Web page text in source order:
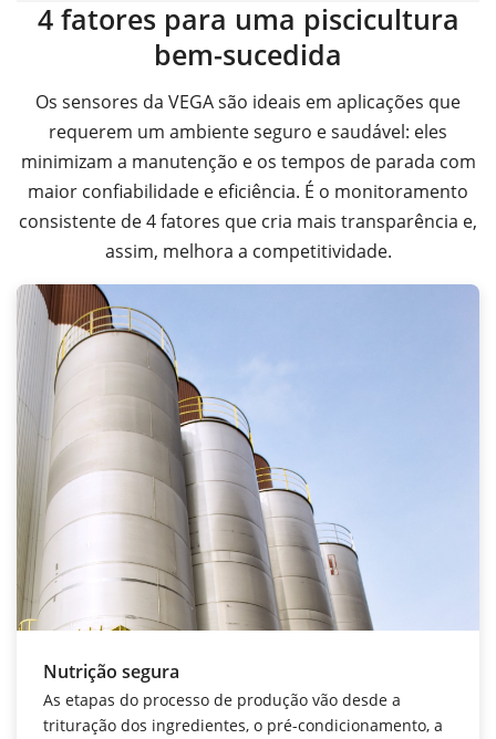
4 fatores para uma piscicultura
bem-sucedida
Os sensores da VEGA são ideais em aplicações que
requerem um ambiente seguro e saudável: eles
minimizam a manutenção e os tempos de parada com
maior confiabilidade e eficiência. É o monitoramento
consistente de 4 fatores que cria mais transparência e,
assim, melhora a competitividade.
Nutrição segura
As etapas do processo de produção vão desde a
trituração dos ingredientes, o pré-condicionamento, a